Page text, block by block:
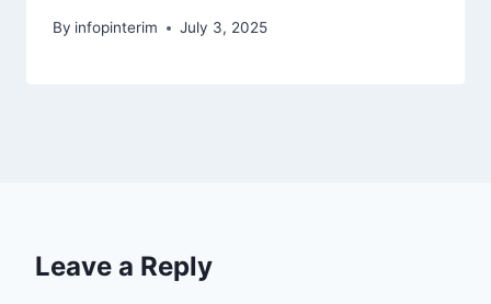
By infopinterim July 3, 2025
Leave a Reply